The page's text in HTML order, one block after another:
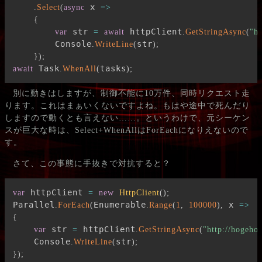
. Select(async x =>
{
var str = await httpClient .GetStringAsync(
        Console
.WriteLine( str) ;
}) ;
await Task.WhenAll( tasks) ;
別に動きはしますが、制御不能に10万件、同時リクエスト走
ります。これはまぁいくないですよね。もはや途中で死んだり
しますので動くとも言えない……。というわけで、元シーケン
スが巨大な時は、Select+WhenAllはForEachになりえないので
す。
さて、この事態に手抜きで対抗すると？
var httpClient = new HttpClient() ;
Parallel .ForEach( Enumerable.Range( 1 , 100000) , x =>
{
var str = httpClient .GetStringAsync( "http://
    Console
.WriteLine( str) ;
}) ;